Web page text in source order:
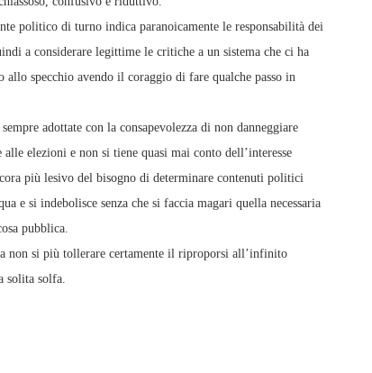
politico di turno indica paranoicamente le responsabilità dei
a considerare legittime le critiche a un sistema che ci ha
specchio avendo il coraggio di fare qualche passo in
adottate con la consapevolezza di non danneggiare
elezioni e non si tiene quasi mai conto dell’interesse
più lesivo del bisogno di determinare contenuti politici
e si indebolisce senza che si faccia magari quella necessaria
pubblica.
non si più tollerare certamente il riproporsi all’infinito
solita solfa.